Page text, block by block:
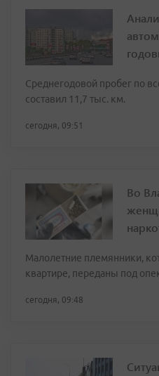
Среднегодовой пробег по
составил 11,7 тыс. км.
сегодня, 09:51
Во
Малолетние племянники,
квартире, переданы под
сегодня, 09:48